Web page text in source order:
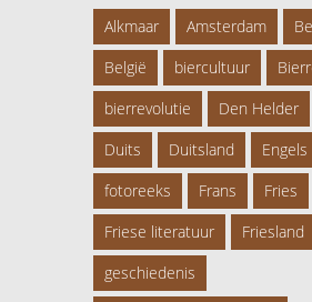
Alkmaar Amsterdam
België
biercultuur
bierrevolutie
Den Helder
Duits
Duitsland
Engels
fotoreeks
Frans
Fries
Friese literatuur
Friesland
geschiedenis